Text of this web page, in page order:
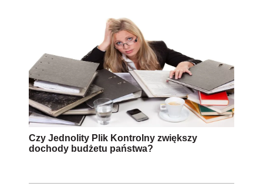
Czy Jednolity Plik Kontrolny zwiększy
dochody budżetu państwa?